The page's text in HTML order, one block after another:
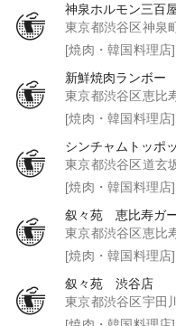
神泉ホルモン三百
東京都渋谷区神泉
[焼肉・韓国料理店]
新鮮焼肉ランボー
東京都渋谷区恵比
[焼肉・韓国料理店]
シンチャムトッポ
東京都渋谷区道玄
[焼肉・韓国料理店]
叙々苑 恵比寿ガ
東京都渋谷区恵比
[焼肉・韓国料理店]
叙々苑 渋谷店
東京都渋谷区宇田